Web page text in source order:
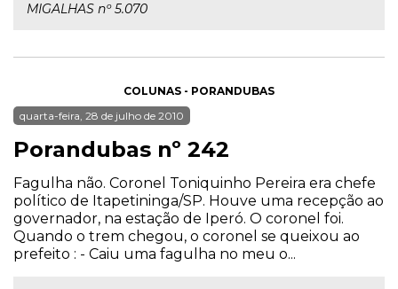
MIGALHAS nº 5.070
COLUNAS - PORANDUBAS
quarta-feira, 28 de julho de 2010
Porandubas nº 242
Fagulha não. Coronel Toniquinho Pereira era chefe
político de Itapetininga/SP. Houve uma recepção ao
governador, na estação de Iperó. O coronel foi.
Quando o trem chegou, o coronel se queixou ao
prefeito : - Caiu uma fagulha no meu o...